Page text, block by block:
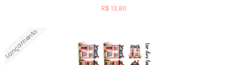
R$ 13,80
Lançamento